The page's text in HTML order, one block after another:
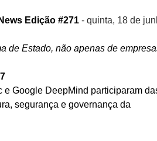
Edição #271 - quinta, 18 de
de Estado, não apenas de
e Google DeepMind participaram
segurança e governança da